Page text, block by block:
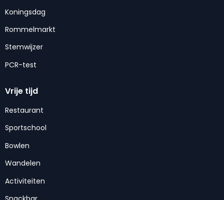
Koningsdag
Rommelmarkt
Stemwijzer
PCR-test
Vrije tijd
Restaurant
Sportschool
Bowlen
Wandelen
Activiteiten